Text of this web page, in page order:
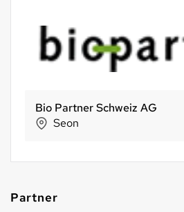
Bio Partner Schweiz AG
Seon
Partner